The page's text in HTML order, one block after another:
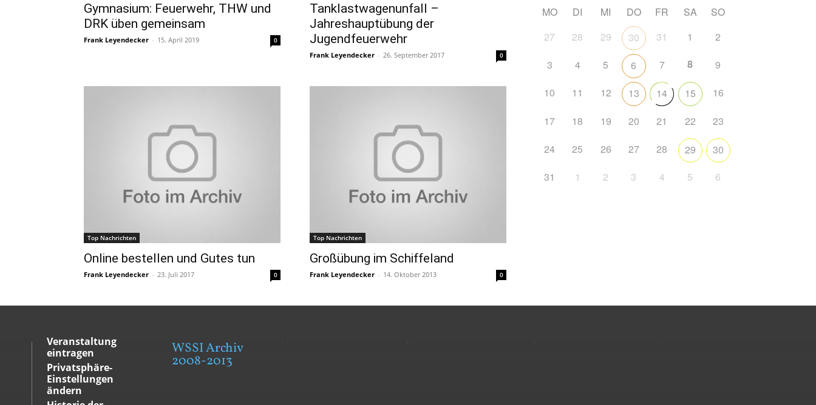
Gymnasium: Feuerwehr, THW und
DRK üben gemeinsam
Frank Leyendecker - 15. April 2019 0
Tanklastwagenunfall –
Jahreshauptübung der
Jugendfeuerwehr
Frank Leyendecker - 26. September 2017 0
Top Nachrichten
Online bestellen und Gutes tun
Frank Leyendecker - 23. Juli 2017 0
Top Nachrichten
Großübung im Schiffeland
Frank Leyendecker - 14. Oktober 2013 0
MO DI MI DO FR SA
SO
27
28 29 30 31 1 2
3 4 5 6 7 8 9
10 11 12 13 14 15 16
17 18 19 20 21 22 23
24 25 26 27 28 29
30
31
1 2 3 4 5 6
Veranstaltung
eintragen
Privatsphäre-
Einstellungen
ändern
WSSI Archiv
2008-2013